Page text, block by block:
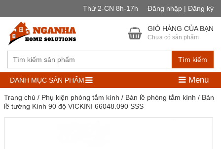
Thứ 2-CN 8h-17h Đăng nhập | Đăng ký
Tìm kiếm
GIỎ HÀNG CỦA BẠN
Chưa có sản phẩm
DANH MỤC SẢN PHẨM Menu
Trang chủ / Phụ kiện phòng tắm kính / Bản lề phòng tắm kính / Bản
lề tường Kính 90 độ VICKINI 66048.090 SSS